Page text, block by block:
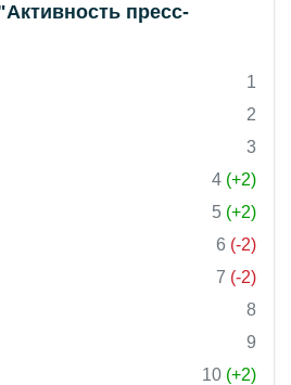
пресс-
1
2
3
4 (+2)
5 (+2)
6 (-2)
7 (-2)
8
9
10 (+2)